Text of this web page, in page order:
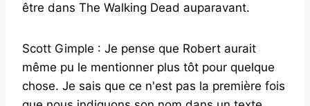
être dans The Walking Dead auparavant.
Scott Gimple : Je pense que Robert aurait
même pu le mentionner plus tôt pour quelque
chose. Je sais que ce n'est pas la première fois